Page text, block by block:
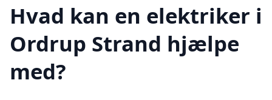
Hvad kan en elektriker i
Ordrup Strand hjælpe
med?